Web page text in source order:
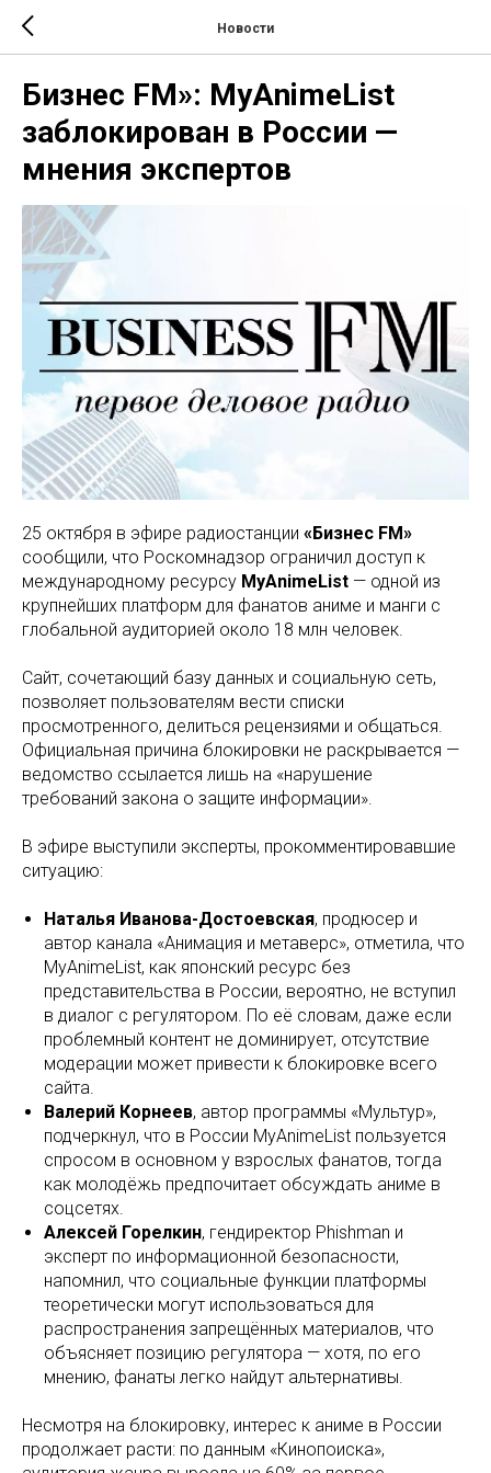
Новости
Бизнес FM»: MyAnimeList
заблокирован в России —
мнения экспертов
25 октября в эфире радиостанции «Бизнес FM»
сообщили, что Роскомнадзор ограничил доступ к
международному ресурсу MyAnimeList — одной из
крупнейших платформ для фанатов аниме и манги с
глобальной аудиторией около 18 млн человек.
Сайт, сочетающий базу данных и социальную сеть,
позволяет пользователям вести списки
просмотренного, делиться рецензиями и общаться.
Официальная причина блокировки не раскрывается —
ведомство ссылается лишь на «нарушение
требований закона о защите информации».
В эфире выступили эксперты, прокомментировавшие
ситуацию:
Наталья Иванова-Достоевская, продюсер и
автор канала «Анимация и метаверс», отметила, что
MyAnimeList, как японский ресурс без
представительства в России, вероятно, не вступил
в диалог с регулятором. По её словам, даже если
проблемный контент не доминирует, отсутствие
модерации может привести к блокировке всего
сайта.
Валерий Корнеев, автор программы «Мультур»,
подчеркнул, что в России MyAnimeList пользуется
спросом в основном у взрослых фанатов, тогда
как молодёжь предпочитает обсуждать аниме в
соцсетях.
Алексей Горелкин, гендиректор Phishman и
эксперт по информационной безопасности,
напомнил, что социальные функции платформы
теоретически могут использоваться для
распространения запрещённых материалов, что
объясняет позицию регулятора — хотя, по его
мнению, фанаты легко найдут альтернативы.
Несмотря на блокировку, интерес к аниме в России
продолжает расти: по данным «Кинопоиска»,